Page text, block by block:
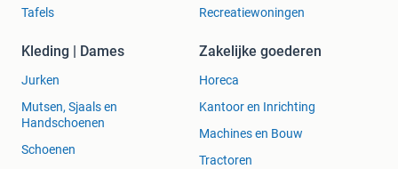
Tafels
Recreatiewoningen
Kleding | Dames
Jurken
Mutsen, Sjaals en
Handschoenen
Schoenen
Zakelijke goederen
Horeca
Kantoor en Inrichting
Machines en Bouw
Tractoren